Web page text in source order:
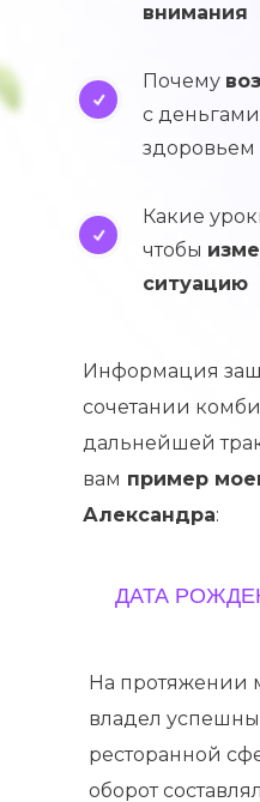
внимания
Почему
с
здоровьем
Какие
чтобы
ситуацию
Информация
сочетании
дальнейшей
вам пример
Александра:
ДАТА
На протяжении
владел
ресторанной
оборот